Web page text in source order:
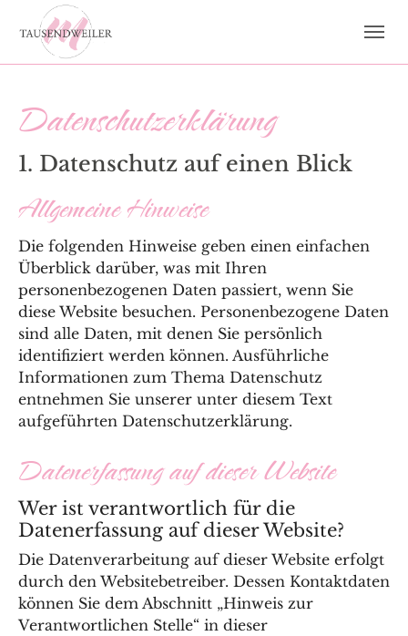
Zum Hauptinhalt springen
Skip to page footer
Datenschutz­erklärung
1. Datenschutz auf einen Blick
Allgemeine Hinweise
Die folgenden Hinweise geben einen einfachen
Überblick darüber, was mit Ihren
personenbezogenen Daten passiert, wenn Sie
diese Website besuchen. Personenbezogene Daten
sind alle Daten, mit denen Sie persönlich
identifiziert werden können. Ausführliche
Informationen zum Thema Datenschutz
entnehmen Sie unserer unter diesem Text
aufgeführten Datenschutzerklärung.
Datenerfassung auf dieser Website
Wer ist verantwortlich für die
Datenerfassung auf dieser Website?
Die Datenverarbeitung auf dieser Website erfolgt
durch den Websitebetreiber. Dessen Kontaktdaten
können Sie dem Abschnitt „Hinweis zur
Verantwortlichen Stelle“ in dieser